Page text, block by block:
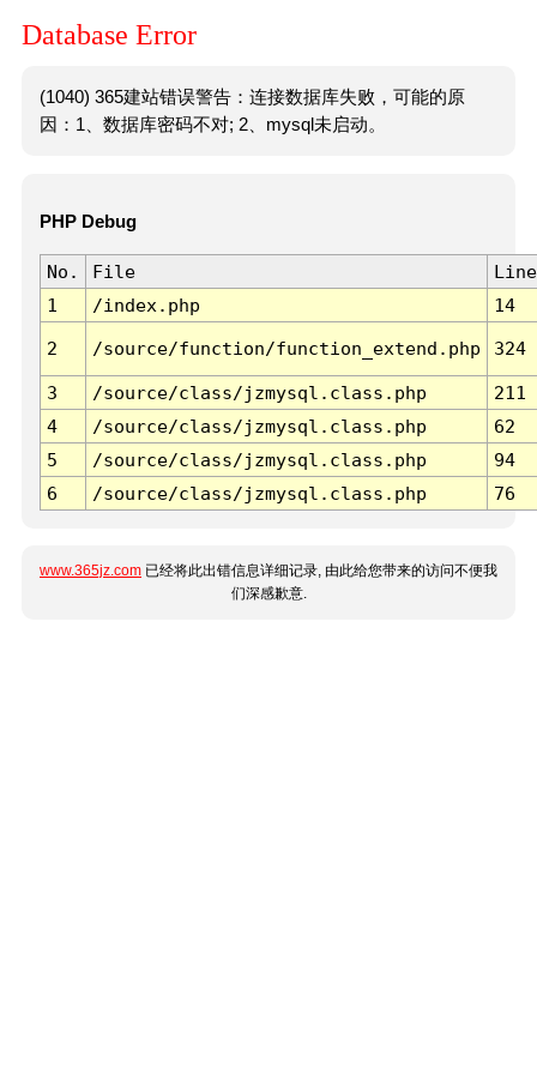
Database Error
(1040) 365建站错误警告：连接数据库失败，可能的原
因：1、数据库密码不对; 2、mysql未启动。
PHP Debug
No. File
Line
1
/index.php 14
2 /source/function/function_extend.php 324
3 /source/class/jzmysql.class.php
211
4
/source/class/jzmysql.class.php
62
5
/source/class/jzmysql.class.php
94
6
/source/class/jzmysql.class.php 76
www.365jz.com 已经将此出错信息详细记录, 由此给您带来的访问不便我
们深感歉意.